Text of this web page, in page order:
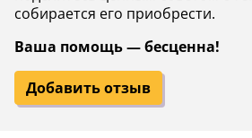
собирается его приобрести.
Ваша помощь — бесценна!
Добавить отзыв